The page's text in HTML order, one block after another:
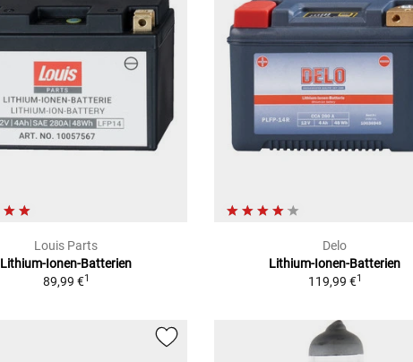
Louis Parts
Lithium-Ionen-Batterien
89,99 €1
Delo
Lithium-Ionen-Batterien
119,99 €1